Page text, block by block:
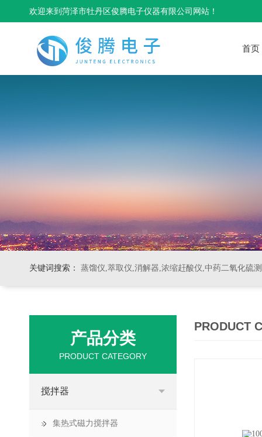
欢迎来到菏泽市牡丹区俊腾电子仪器有限公司网站！
首页
关键词搜索： 蒸馏仪,萃取仪,消解器,浓缩赶酸仪,中药二氧化硫
产品分类
PRODUCT CATEGORY
搅拌器
集热式磁力搅拌器
PRODUCT